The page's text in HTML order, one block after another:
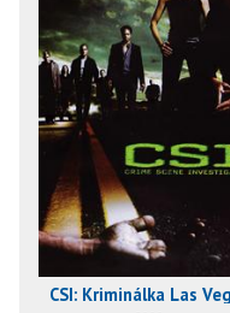
CSI: Kriminálka Las